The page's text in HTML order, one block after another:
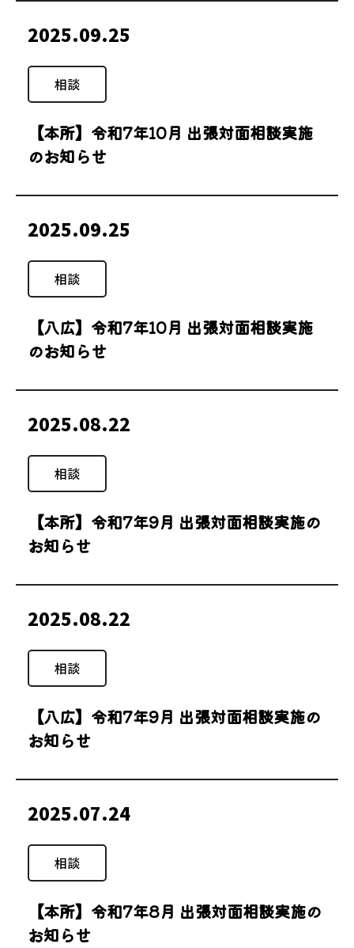
2025.09.25
相談
【本所】令和7年10月 出張対面相談実施
のお知らせ
2025.09.25
相談
【八広】令和7年10月 出張対面相談実施
のお知らせ
2025.08.22
相談
【本所】令和7年9月 出張対面相談実施の
お知らせ
2025.08.22
相談
【八広】令和7年9月 出張対面相談実施の
お知らせ
2025.07.24
相談
【本所】令和7年8月 出張対面相談実施の
お知らせ